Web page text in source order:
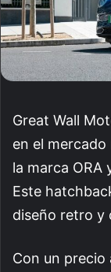
Great Wall
en el
la marca ORA
Este
diseño retro y
Con un precio